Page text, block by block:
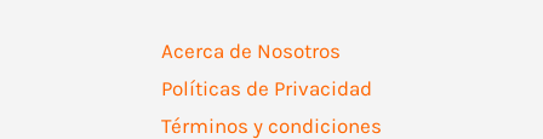
Acerca de Nosotros
Políticas de Privacidad
Términos y condiciones